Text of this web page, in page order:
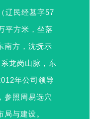
辽民经墓字57
平方米，坐落
南方，沈抚示
龙岗山脉，东
年公司领导
参照周易选穴
与建设。